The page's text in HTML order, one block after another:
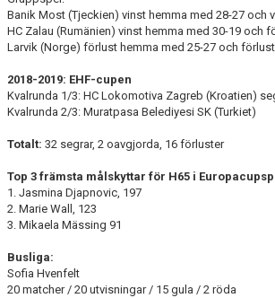
Banik Most (Tjeckien) vinst hemma med 28-27 och
HC Zalau (Rumänien) vinst hemma med 30-19 och
Larvik (Norge) förlust hemma med 25-27 och
2018-2019: EHF-cupen
Kvalrunda 1/3: HC Lokomotiva Zagreb (Kroatien)
Kvalrunda 2/3: Muratpasa Belediyesi SK (Turkiet)
Totalt: 32 segrar, 2 oavgjorda, 16 förluster
Top 3 främsta målskyttar för H65 i
1. Jasmina Djapnovic, 197
2. Marie Wall, 123
3. Mikaela Mässing 91
Busliga:
Sofia Hvenfelt
20 matcher / 20 utvisningar / 15 gula / 2 röda